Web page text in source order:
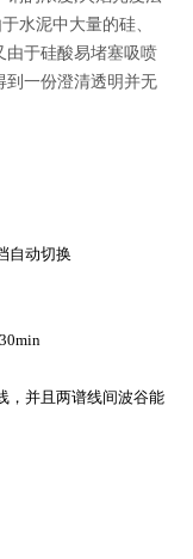
水泥中大量的硅、
由于硅酸易堵塞吸喷
到一份澄清透明并无
自动切换
，并且两谱线间波谷能